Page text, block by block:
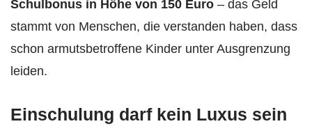
Schulbonus in Höhe von 150 Euro – das Geld
stammt von Menschen, die verstanden haben, dass
schon armutsbetroffene Kinder unter Ausgrenzung
leiden.
Einschulung darf kein Luxus sein